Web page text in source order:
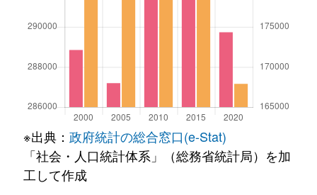
※出典： 政府統計の総合窓口(e-Stat)
「社会・人口統計体系」（総務省統計局）を加
工して作成